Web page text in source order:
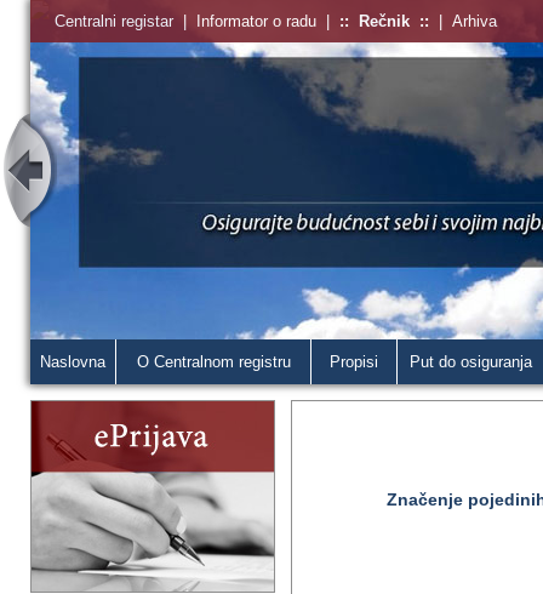
Centralni registar Informator o radu :: Rečnik :: Arhiva
Naslovna O Centralnom registru Propisi Put do osiguranja
Značenje